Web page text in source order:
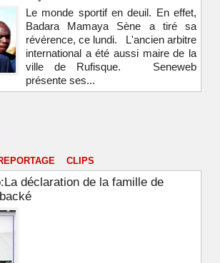
Le monde sportif en deuil. En effet,
Badara Mamaya Sène a tiré sa
révérence, ce lundi. L'ancien arbitre
international a été aussi maire de la
ville de Rufisque. Seneweb
présente ses...
CLIPS
déclaration de la famille de